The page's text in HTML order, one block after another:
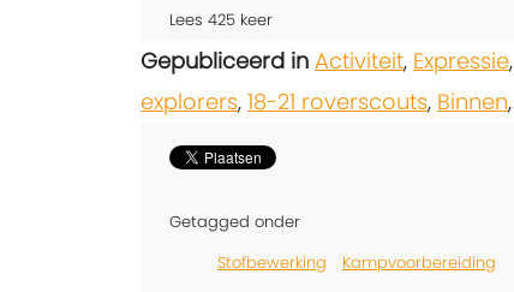
Lees 425 keer
Gepubliceerd in Activiteit, Expressie,
explorers, 18-21 roverscouts, Binnen,
Getagged onder
Stofbewerking
Kampvoorbereiding